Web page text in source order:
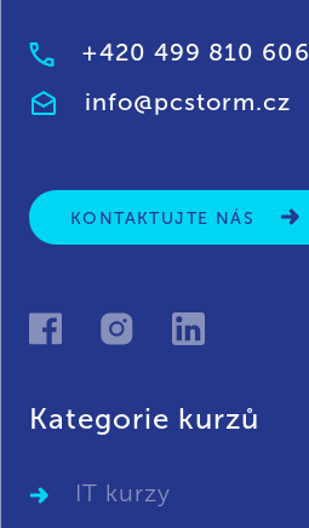
+420 499 810 606
info@pcstorm.cz
KONTAKTUJTE NÁS
Kategorie kurzů
IT kurzy